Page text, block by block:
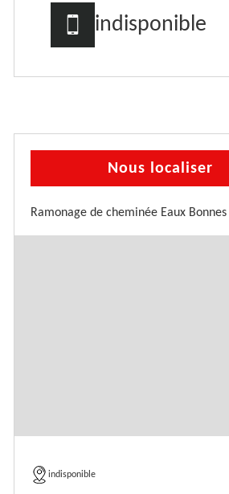
indisponible
Nous localiser
Ramonage de cheminée Eaux Bonnes
indisponible